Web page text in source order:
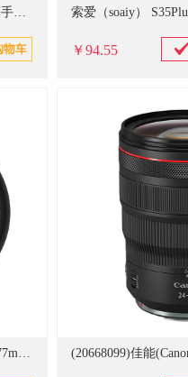
飞利浦户外蓝牙音箱广场舞音响便携手提大功率重低音k歌麦克风音响家庭ktv直播声卡一体机乐器音箱SD139
￥94.55
(460554)B+W MRC NANO XS-PRO 77mm 超薄多层纳米镀膜UV镜(单位：个)